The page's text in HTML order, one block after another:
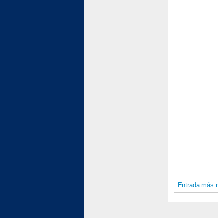
Entrada más